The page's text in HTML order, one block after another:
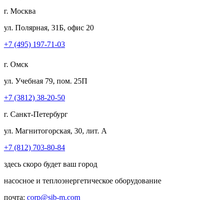
г. Москва
ул. Полярная, 31Б, офис 20
+7 (495) 197-71-03
г. Омск
ул. Учебная 79, пом. 25П
+7 (3812) 38-20-50
г. Санкт-Петербург
ул. Магнитогорская, 30, лит. А
+7 (812) 703-80-84
здесь скоро будет ваш город
насосное и теплоэнергетическое оборудование
почта: corp@sib-m.com